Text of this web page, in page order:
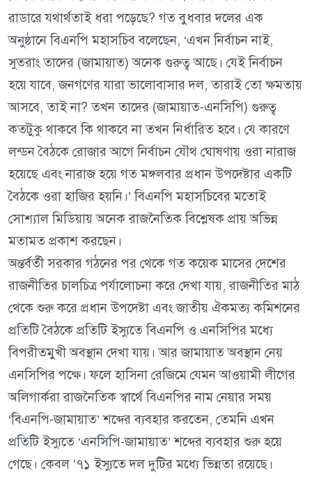
রাডারে যথার্থতাই ধরা পড়েছে? গত বুধবার দলের এক
অনুষ্ঠানে বিএনপি মহাসচিব বলেছেন, ‘এখন নির্বাচন নাই,
সুতরাং তাদের (জামায়াত) অনেক গুরুত্ব আছে। যেই নির্বাচন
হয়ে যাবে, জনগণের যারা ভালোবাসার দল, তারাই তো ক্ষমতায়
আসবে, তাই না? তখন তাদের (জামায়াত-এনসিপি) গুরুত্ব
কতটুকু থাকবে কি থাকবে না তখন নির্ধারিত হবে। যে কারণে
লন্ডন বৈঠকে রোজার আগে নির্বাচন যৌথ ঘোষণায় ওরা নারাজ
হয়েছে এবং নারাজ হয়ে গত মঙ্গলবার প্রধান উপদেষ্টার একটি
বৈঠকে ওরা হাজির হয়নি।’ বিএনপি মহাসচিবের মতোই
সোশ্যাল মিডিয়ায় অনেক রাজনৈতিক বিশ্লেষক প্রায় অভিন্ন
মতামত প্রকাশ করছেন।
অন্তর্বর্তী সরকার গঠনের পর থেকে গত কয়েক মাসের দেশের
রাজনীতির চালচিত্র পর্যালোচনা করে দেখা যায়, রাজনীতির মাঠ
থেকে শুরু করে প্রধান উপদেষ্টা এবং জাতীয় ঐকমত্য কমিশনের
প্রতিটি বৈঠকে প্রতিটি ইস্যুতে বিএনপি ও এনসিপির মধ্যে
বিপরীতমুখী অবস্থান দেখা যায়। আর জামায়াত অবস্থান নেয়
এনসিপির পক্ষে। ফলে হাসিনা রেজিমে যেমন আওয়ামী লীগের
অলিগার্করা রাজনৈতিক স্বার্থে বিএনপির নাম নেয়ার সময়
‘বিএনপি-জামায়াত’ শব্দের ব্যবহার করতেন, তেমনি এখন
প্রতিটি ইস্যুতে ‘এনসিপি-জামায়াত’ শব্দের ব্যবহার শুরু হয়ে
গেছে। কেবল ’৭১ ইস্যুতে দল দুটির মধ্যে ভিন্নতা রয়েছে।